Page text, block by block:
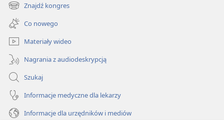
window)
Znajdź kongres
(opens
new
window)
Co nowego
Materiały wideo
Nagrania z audiodeskrypcją
Szukaj
Informacje medyczne dla lekarzy
Informacje dla urzędników i mediów